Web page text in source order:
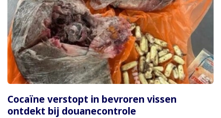
Cocaïne verstopt in bevroren vissen
ontdekt bij douanecontrole